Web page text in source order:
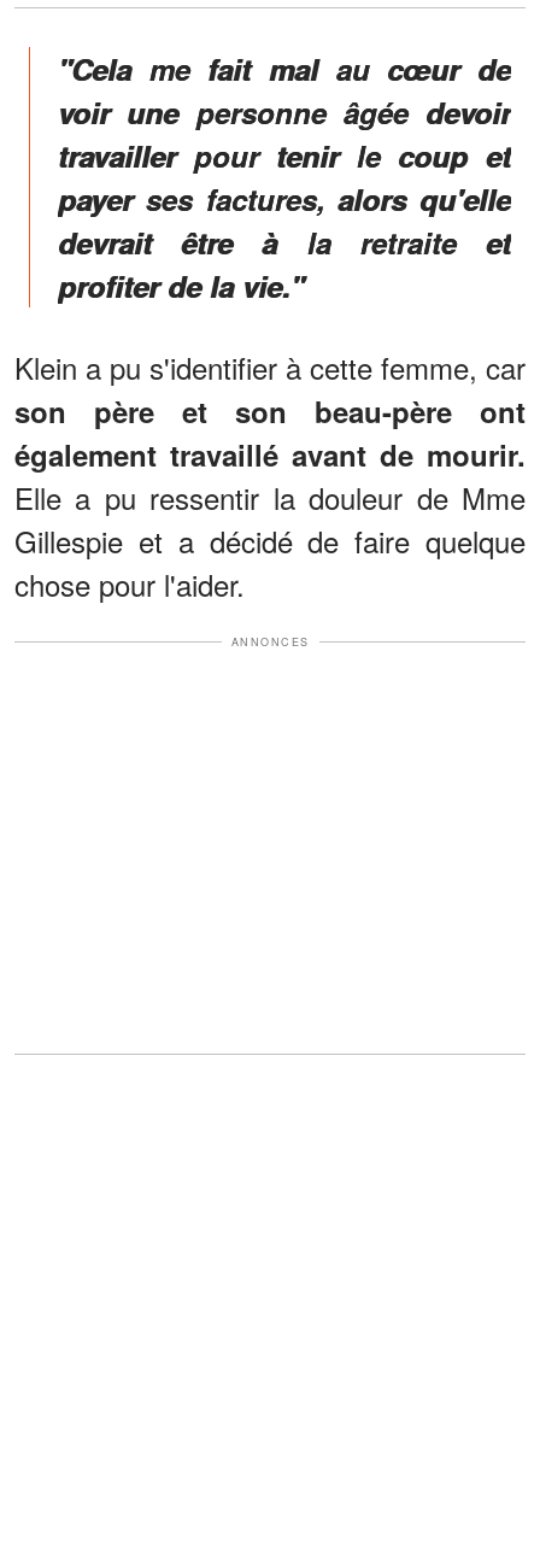
"Cela me fait mal au cœur de
voir une personne âgée devoir
travailler pour tenir le coup et
payer ses factures, alors qu'elle
devrait être à la retraite et
profiter de la vie."
Klein a pu s'identifier à cette femme, car
son père et son beau-père ont
également travaillé avant de mourir.
Elle a pu ressentir la douleur de Mme
Gillespie et a décidé de faire quelque
chose pour l'aider.
ANNONCES